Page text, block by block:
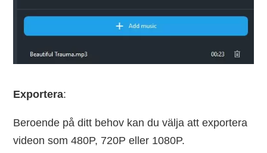
Exportera:
Beroende på ditt behov kan du välja att exportera
videon som 480P, 720P eller 1080P.